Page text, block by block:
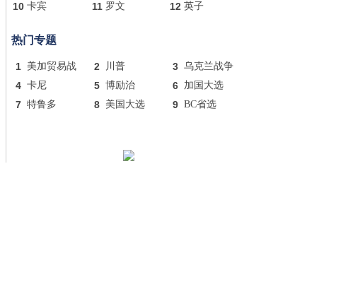
10 卡宾 11 罗文 12 英子
热门专题
1 美加贸易战 2 川普 3 乌克兰战争
4 卡尼 5 博励治 6 加国大选
7 特鲁多 8 美国大选 9 BC省选